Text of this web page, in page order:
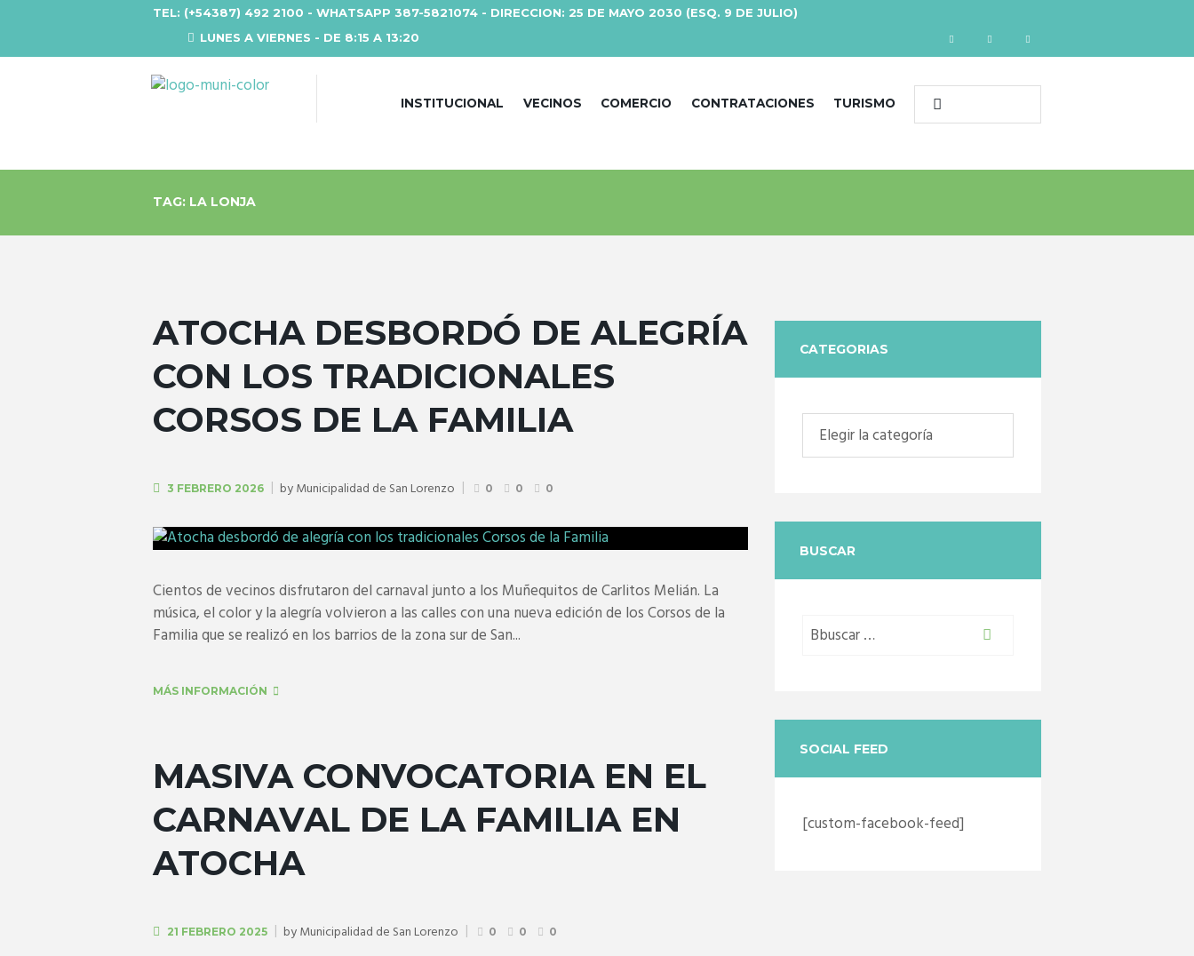
TEL: (+54387) 492 2100 - WHATSAPP 387-5821074 - DIRECCION: 25 DE MAYO 2030 (ESQ. 9 DE JULIO)
LUNES A VIERNES - DE 8:15 A 13:20
INSTITUCIONAL VECINOS COMERCIO CONTRATACIONES TURISMO
TAG: LA LONJA
ATOCHA DESBORDÓ DE ALEGRÍA
CON LOS TRADICIONALES
CORSOS DE LA FAMILIA
3 FEBRERO 2026 byMunicipalidad de San Lorenzo 0 0 0
Cientos de vecinos disfrutaron del carnaval junto a los Muñequitos de Carlitos Melián. La
música, el color y la alegría volvieron a las calles con una nueva edición de los Corsos de la
Familia que se realizó en los barrios de la zona sur de San...
MÁS INFORMACIÓN
MASIVA CONVOCATORIA EN EL
CARNAVAL DE LA FAMILIA EN
ATOCHA
21 FEBRERO 2025 byMunicipalidad de San Lorenzo 0 0 0
CATEGORIAS
Categorias
BUSCAR
SOCIAL FEED
[custom-facebook-feed]